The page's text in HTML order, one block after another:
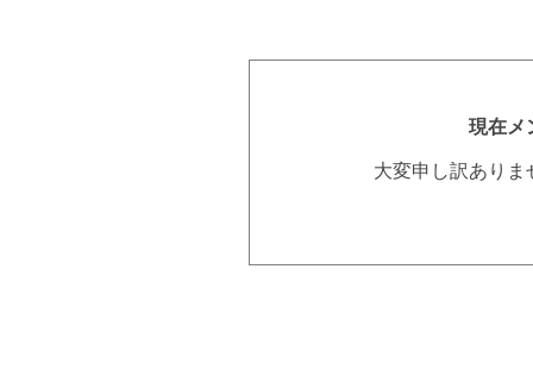
現在メ
大変申し訳あり